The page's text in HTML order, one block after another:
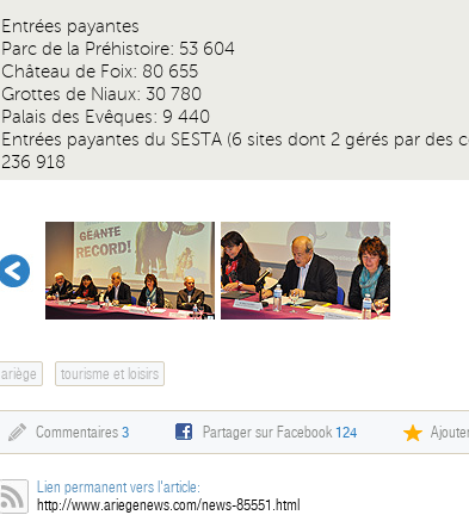
Entrées payantes
Parc de la Préhistoire: 53 604
Château de Foix: 80 655
Grottes de Niaux: 30 780
Palais des Evêques: 9 440
Entrées payantes du SESTA (6 sites dont 2 gérés par des
236 918
ariège tourisme et loisirs
Commentaires 3 Partager sur Facebook 124
Lien permanent vers l'article:
http://www.ariegenews.com/news-85551.html